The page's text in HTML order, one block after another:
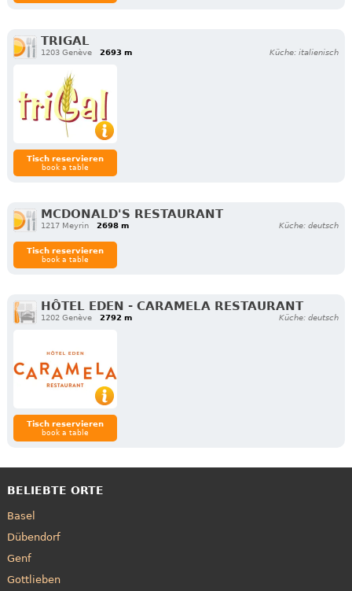
TRIGAL
1203 Genève 2693 m Küche: italienisch
Tisch reservieren
book a table
MCDONALD'S RESTAURANT
1217 Meyrin 2698 m Küche: deutsch
Tisch reservieren
book a table
HÔTEL EDEN - CARAMELA RESTAURANT
1202 Genève 2792 m Küche: deutsch
Tisch reservieren
book a table
BELIEBTE ORTE
Basel
Dübendorf
Genf
Gottlieben